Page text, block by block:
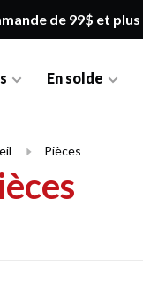
de 99$ et plus
En solde
Pièces